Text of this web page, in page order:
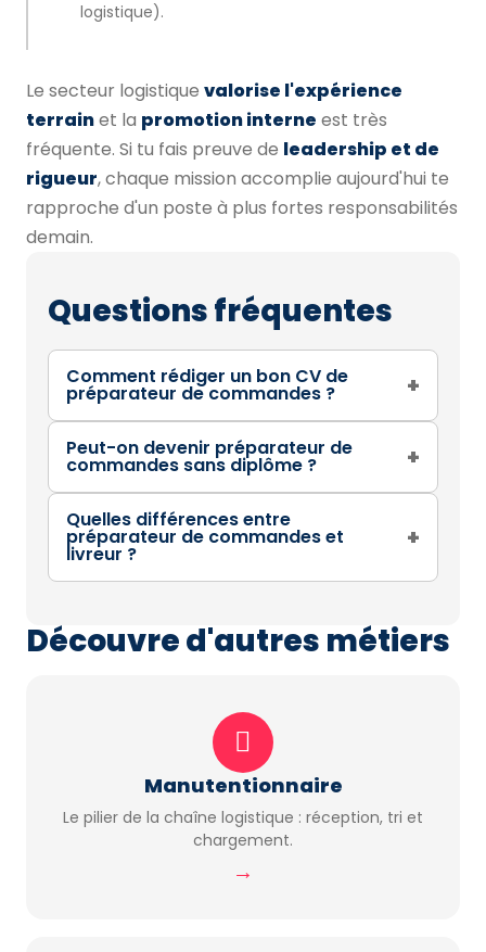
logistique).
Le secteur logistique valorise l'expérience
terrainet la promotion interne est très
fréquente. Si tu fais preuve de leadership et de
rigueur, chaque mission accomplie aujourd'hui te
rapproche d'un poste à plus fortes responsabilités
demain.
Questions fréquentes
Comment rédiger un bon CV de
préparateur de commandes ? +
Peut-on devenir préparateur de
commandes sans diplôme ? +
Quelles différences entre
préparateur de commandes et
livreur ?
+
Découvre d'autres métiers
Manutentionnaire
Le pilier de la chaîne logistique : réception, tri et
chargement.
→